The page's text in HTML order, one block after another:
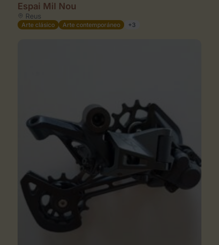
Espai Mil Nou
Reus
Arte clásico Arte contemporáneo +3